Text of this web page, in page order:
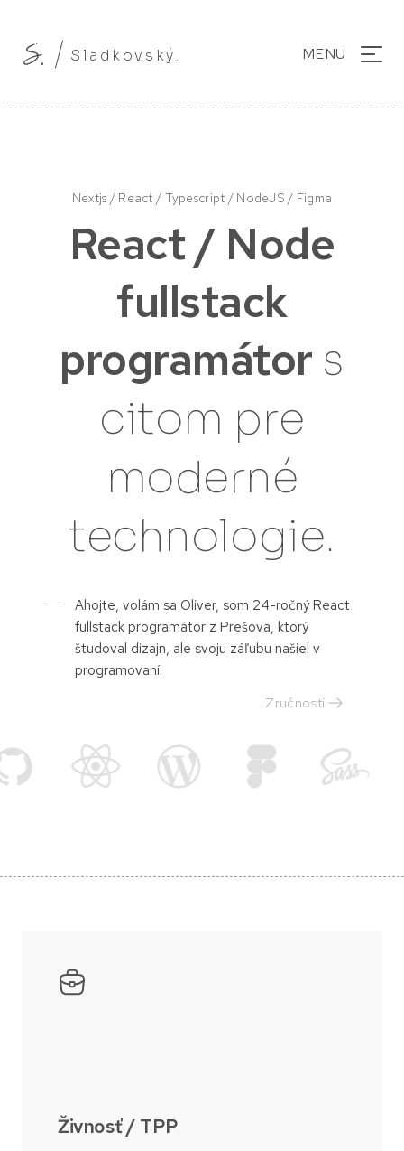
Sl a d kov s ký. MENU
Nextjs / React / Typescript / NodeJS / Figma
React / Node
fullstack
programátor s
citom pre
moderné
technologie.
Ahojte, volám sa Oliver, som 24-ročný React
fullstack programátor z Prešova, ktorý
študoval dizajn, ale svoju záľubu našiel v
programovaní.
Zručnosti
Živnosť / TPP